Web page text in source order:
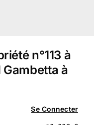
n°113 à
à
Se Connecter